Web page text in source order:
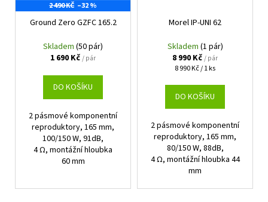
2 490 KČ –32 %
Ground Zero GZFC 165.2
Skladem (50 pár)
1 690 Kč/ pár
DO KOŠÍKU
2 pásmové komponentní
reproduktory, 165 mm,
100/150 W, 91dB,
4 Ω, montážní hloubka
60 mm
Morel IP-UNI 62
Skladem (1 pár)
8 990 Kč/ pár
Měrná
8 990 Kč / 1 ks
DO KOŠÍKU
2 pásmové komponentní
reproduktory, 165 mm,
80/150 W, 88dB,
4 Ω, montážní hloubka 44
mm